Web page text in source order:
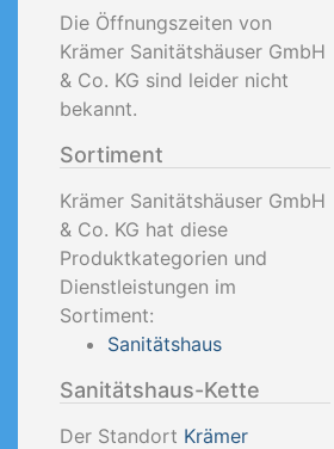
Die Öffnungszeiten von
Krämer Sanitätshäuser GmbH
& Co. KG sind leider nicht
bekannt.
Sortiment
Krämer Sanitätshäuser GmbH
& Co. KG hat diese
Produktkategorien und
Dienstleistungen im
Sortiment:
Sanitätshaus
Sanitätshaus-Kette
Der Standort Krämer